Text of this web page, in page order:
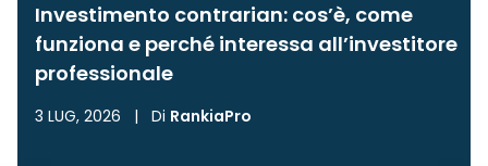
Investimento contrarian: cos’è, come
funziona e perché interessa all’investitore
professionale
3 LUG, 2026 | Di RankiaPro